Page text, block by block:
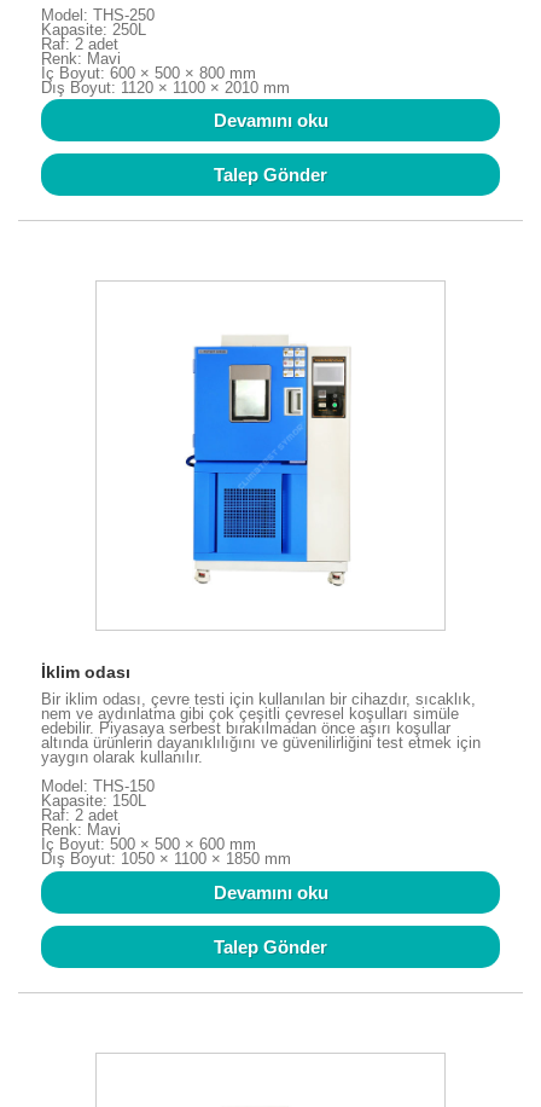
Model: THS-250
Kapasite: 250L
Raf: 2 adet
Renk: Mavi
İç Boyut: 600 × 500 × 800 mm
Dış Boyut: 1120 × 1100 × 2010 mm
Devamını oku
Talep Gönder
İklim odası
Bir iklim odası, çevre testi için kullanılan bir cihazdır, sıcaklık,
nem ve aydınlatma gibi çok çeşitli çevresel koşulları simüle
edebilir. Piyasaya serbest bırakılmadan önce aşırı koşullar
altında ürünlerin dayanıklılığını ve güvenilirliğini test etmek için
yaygın olarak kullanılır.
Model: THS-150
Kapasite: 150L
Raf: 2 adet
Renk: Mavi
İç Boyut: 500 × 500 × 600 mm
Dış Boyut: 1050 × 1100 × 1850 mm
Devamını oku
Talep Gönder